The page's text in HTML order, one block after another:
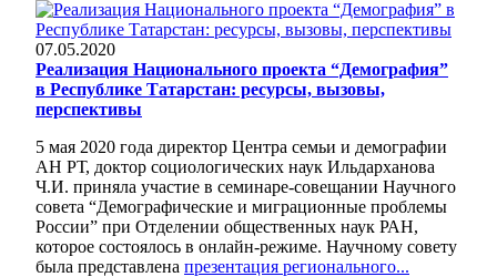
07.05.2020
Реализация Национального проекта “Демография”
в Республике Татарстан: ресурсы, вызовы,
перспективы
5 мая 2020 года директор Центра семьи и демографии
АН РТ, доктор социологических наук Ильдарханова
Ч.И. приняла участие в семинаре-совещании Научного
совета “Демографические и миграционные проблемы
России” при Отделении общественных наук РАН,
которое состоялось в онлайн-режиме. Научному совету
была представлена презентация регионального...